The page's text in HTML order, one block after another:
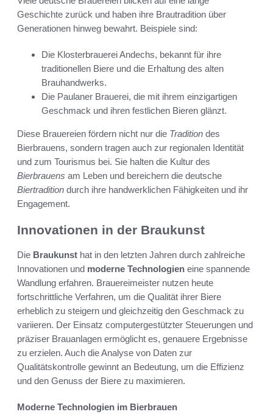
Geschichte zurück und haben ihre Brautradition über
Generationen hinweg bewahrt. Beispiele sind:
Die Klosterbrauerei Andechs, bekannt für ihre
traditionellen Biere und die Erhaltung des alten
Brauhandwerks.
Die Paulaner Brauerei, die mit ihrem einzigartigen
Geschmack und ihren festlichen Bieren glänzt.
Diese Brauereien fördern nicht nur die Tradition des
Bierbrauens, sondern tragen auch zur regionalen Identität
und zum Tourismus bei. Sie halten die Kultur des
Bierbrauens am Leben und bereichern die deutsche
Biertradition durch ihre handwerklichen Fähigkeiten und ihr
Engagement.
Innovationen in der Braukunst
Die Braukunst hat in den letzten Jahren durch zahlreiche
Innovationen und moderne Technologien eine spannende
Wandlung erfahren. Brauereimeister nutzen heute
fortschrittliche Verfahren, um die Qualität ihrer Biere
erheblich zu steigern und gleichzeitig den Geschmack zu
variieren. Der Einsatz computergestützter Steuerungen und
präziser Brauanlagen ermöglicht es, genauere Ergebnisse
zu erzielen. Auch die Analyse von Daten zur
Qualitätskontrolle gewinnt an Bedeutung, um die Effizienz
und den Genuss der Biere zu maximieren.
Moderne Technologien im Bierbrauen